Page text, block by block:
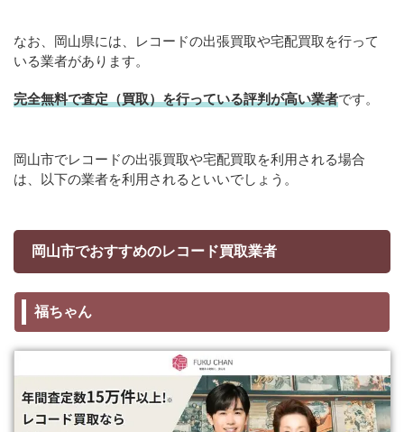
なお、岡山県には、レコードの出張買取や宅配買取を行って
いる業者があります。
完全無料で査定（買取）を行っている評判が高い業者です。
岡山市でレコードの出張買取や宅配買取を利用される場合
は、以下の業者を利用されるといいでしょう。
岡山市でおすすめのレコード買取業者
福ちゃん